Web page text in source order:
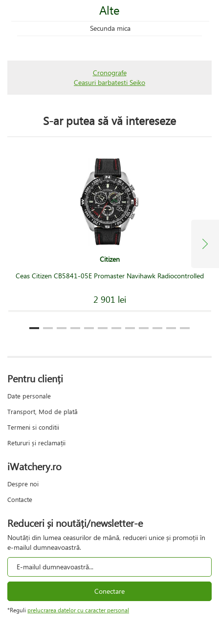
Alte
Secunda mica
Cronografe
Ceasuri barbatesti Seiko
S-ar putea să vă intereseze
Citizen
Ceas Citizen CB5841-05E Promaster Navihawk Radiocontrolled
2 901 lei
Pentru clienți
Date personale
Transport, Mod de plată
Termeni si conditii
Retururi și reclamații
iWatchery.ro
Despre noi
Contacte
Reduceri și noutăți/newsletter-e
Noutăți din lumea ceasurilor de mână, reduceri unice și promoții în
e-mailul dumneavoastră.
Conectare
*Reguli prelucrarea datelor cu caracter personal